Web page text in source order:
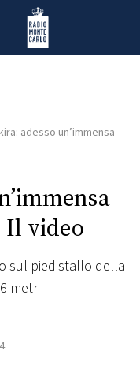
Radio Monte Carlo
adesso un’immensa
Il video
sul piedistallo della
metri